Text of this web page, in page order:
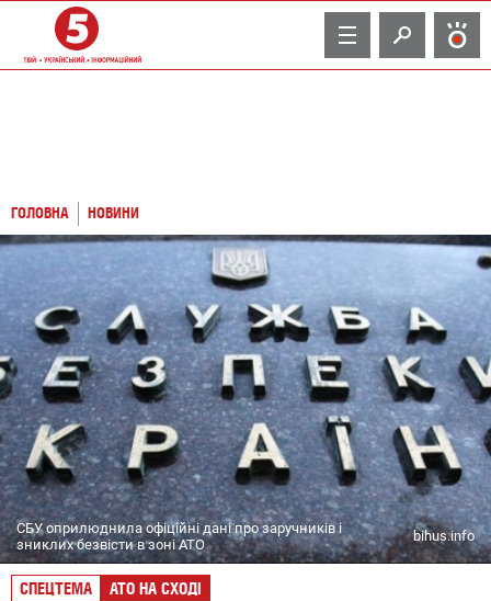
TV
ГОЛОВНА НОВИНИ
СБУ оприлюднила офіційні дані про заручників і
зниклих безвісти в зоні АТО
bihus.info
СПЕЦТЕМА АТО НА СХОДІ